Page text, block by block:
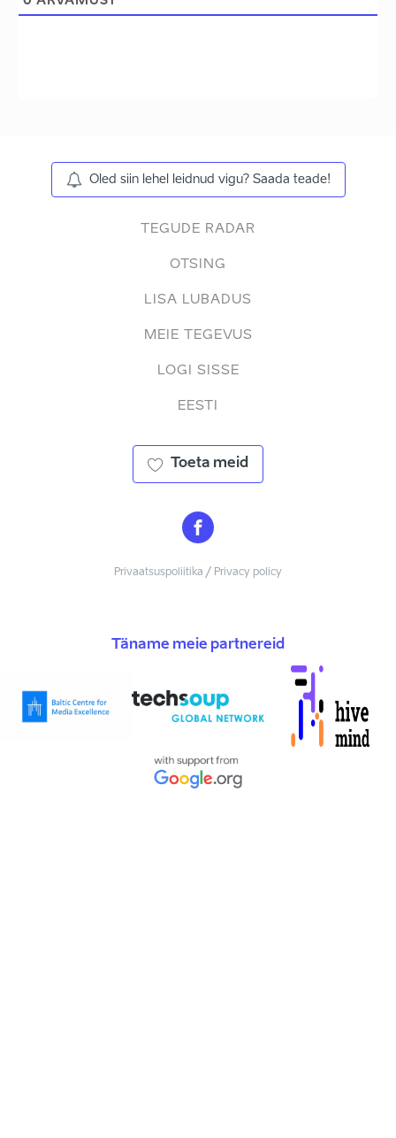
Oled siin lehel leidnud vigu? Saada teade!
TEGUDE RADAR
OTSING
LISA LUBADUS
MEIE TEGEVUS
LOGI SISSE
EESTI
Toeta meid
Privaatsuspoliitika / Privacy policy
Täname meie partnereid